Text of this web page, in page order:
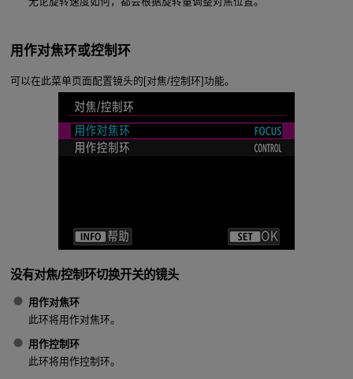
用作对焦环或控制环
可以在此菜单页面配置镜头的[对焦/控制环]功能。
没有对焦/控制环切换开关的镜头
用作对焦环
此环将用作对焦环。
用作控制环
此环将用作控制环。